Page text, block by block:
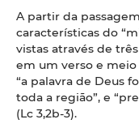
A partir da
características do
vistas através de
em um verso e
“a palavra de Deus
toda a região”, e
(Lc 3,2b-3).